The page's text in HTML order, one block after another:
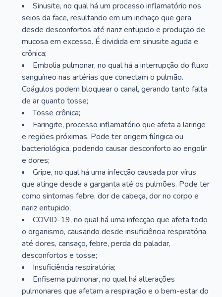
Sinusite, no qual há um processo inflamatório nos
seios da face, resultando em um inchaço que gera
desde desconfortos até nariz entupido e produção de
mucosa em excesso. É dividida em sinusite aguda e
crônica;
Embolia pulmonar, no qual há a interrupção do fluxo
sanguíneo nas artérias que conectam o pulmão.
Coágulos podem bloquear o canal, gerando tanto falta
de ar quanto tosse;
Tosse crônica;
Faringite, processo inflamatório que afeta a laringe
e regiões próximas. Pode ter origem fúngica ou
bacteriológica, podendo causar desconforto ao engolir
e dores;
Gripe, no qual há uma infecção causada por vírus
que atinge desde a garganta até os pulmões. Pode ter
como sintomas febre, dor de cabeça, dor no corpo e
nariz entupido;
COVID-19, no qual há uma infecção que afeta todo
o organismo, causando desde insuficiência respiratória
até dores, cansaço, febre, perda do paladar,
desconfortos e tosse;
Insuficiência respiratória;
Enfisema pulmonar, no qual há alterações
pulmonares que afetam a respiração e o bem-estar do